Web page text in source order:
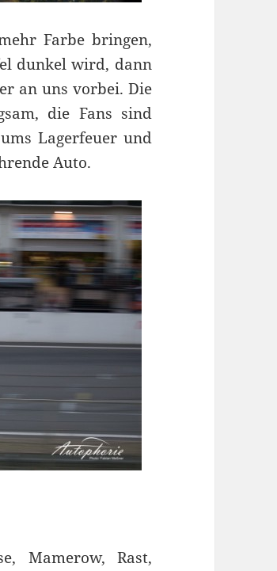
Farbe bringen,
dunkel wird, dann
an uns vorbei. Die
die Fans sind
Lagerfeuer und
Auto.
Mamerow, Rast,